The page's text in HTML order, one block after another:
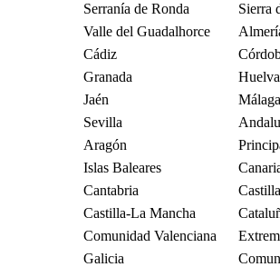
Serranía de Ronda
Sierra
Valle del Guadalhorce
Cádiz
Granada
Huelva
Jaén
Málaga
Sevilla
Aragón
Islas Baleares
Cantabria
Castilla-La Mancha
Comunidad Valenciana
Galicia